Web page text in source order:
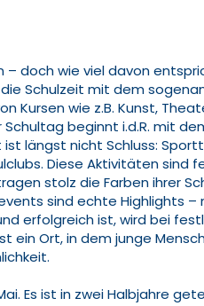
– doch wie viel davon
Schulzeit mit dem
Kursen wie z.B. Kunst,
beginnt i.d.R. mit
längst nicht Schluss:
Diese Aktivitäten sind
stolz die Farben ihrer
sind echte Highlights –
erfolgreich ist, wird bei
ein Ort, in dem junge
Es ist in zwei Halbjahre